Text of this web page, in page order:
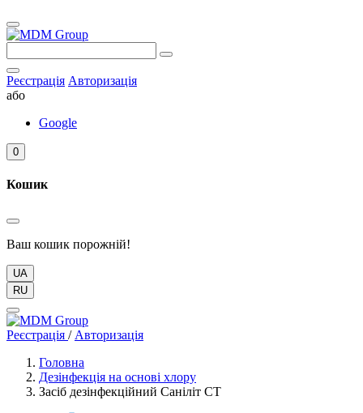
Реєстрація Авторизація
або
Google
0
Кошик
Ваш кошик порожній!
UA
RU
Реєстрація / Авторизація
Головна
Дезінфекція на основі хлору
Засіб дезінфекційний Саніліт СТ